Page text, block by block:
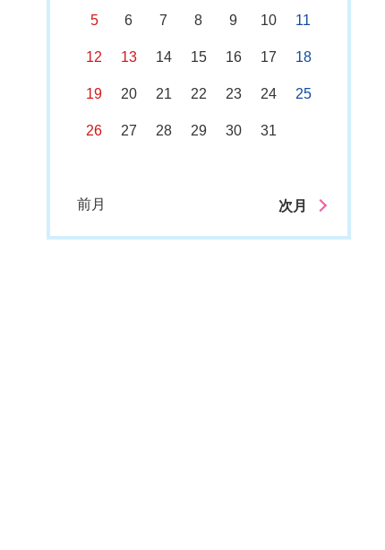
5 6 7 8 9 10 11
12 13 14 15 16 17 18
19 20 21 22 23 24 25
26 27 28 29 30 31
前月 次月